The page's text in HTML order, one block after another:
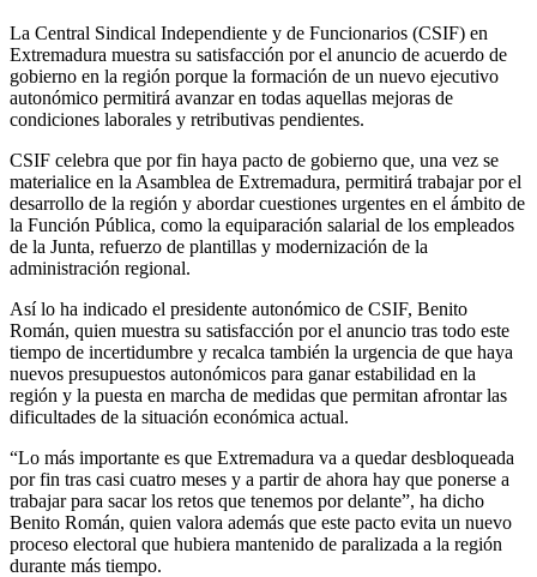
La Central Sindical Independiente y de Funcionarios (CSIF) en
Extremadura muestra su satisfacción por el anuncio de acuerdo de
gobierno en la región porque la formación de un nuevo ejecutivo
autonómico permitirá avanzar en todas aquellas mejoras de
condiciones laborales y retributivas pendientes.
CSIF celebra que por fin haya pacto de gobierno que, una vez se
materialice en la Asamblea de Extremadura, permitirá trabajar por el
desarrollo de la región y abordar cuestiones urgentes en el ámbito de
la Función Pública, como la equiparación salarial de los empleados
de la Junta, refuerzo de plantillas y modernización de la
administración regional.
Así lo ha indicado el presidente autonómico de CSIF, Benito
Román, quien muestra su satisfacción por el anuncio tras todo este
tiempo de incertidumbre y recalca también la urgencia de que haya
nuevos presupuestos autonómicos para ganar estabilidad en la
región y la puesta en marcha de medidas que permitan afrontar las
dificultades de la situación económica actual.
“Lo más importante es que Extremadura va a quedar desbloqueada
por fin tras casi cuatro meses y a partir de ahora hay que ponerse a
trabajar para sacar los retos que tenemos por delante”, ha dicho
Benito Román, quien valora además que este pacto evita un nuevo
proceso electoral que hubiera mantenido de paralizada a la región
durante más tiempo.